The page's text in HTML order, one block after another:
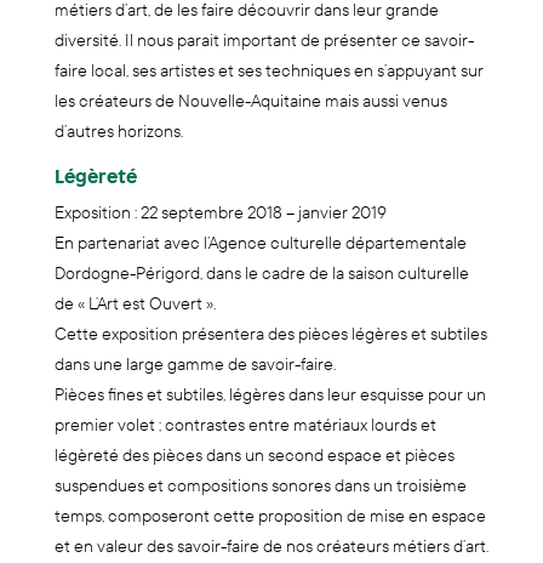
métiers d’art, de les faire découvrir dans leur grande
diversité. Il nous parait important de présenter ce savoir-
faire local, ses artistes et ses techniques en s’appuyant sur
les créateurs de Nouvelle-Aquitaine mais aussi venus
d’autres horizons.
Légèreté
Exposition : 22 septembre 2018 – janvier 2019
En partenariat avec l’Agence culturelle départementale
Dordogne-Périgord, dans le cadre de la saison culturelle
de « L’Art est Ouvert ».
Cette exposition présentera des pièces légères et subtiles
dans une large gamme de savoir-faire.
Pièces fines et subtiles, légères dans leur esquisse pour un
premier volet ; contrastes entre matériaux lourds et
légèreté des pièces dans un second espace et pièces
suspendues et compositions sonores dans un troisième
temps, composeront cette proposition de mise en espace
et en valeur des savoir-faire de nos créateurs métiers d’art.